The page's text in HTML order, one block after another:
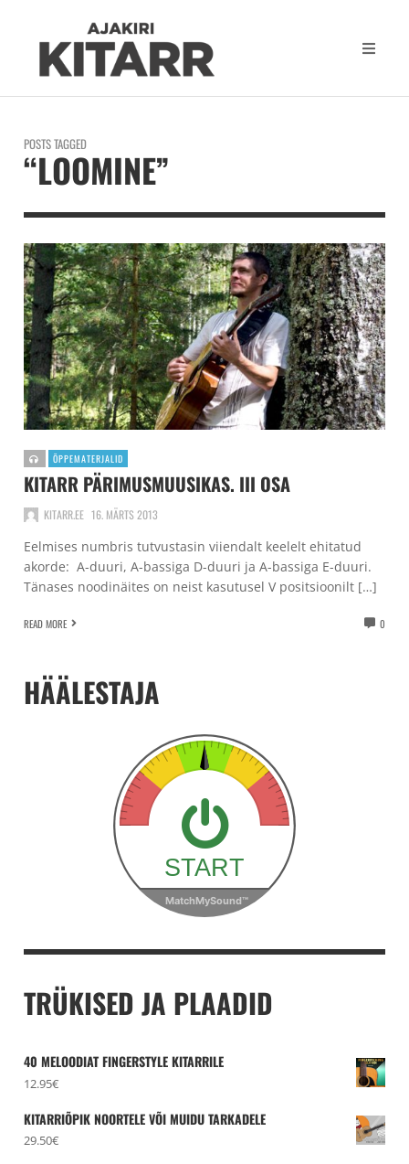
POSTS TAGGED
“LOOMINE”
ÕPPEMATERJALID
KITARR PÄRIMUSMUUSIKAS. III OSA
KITARR.EE 16. MÄRTS 2013
Eelmises numbris tutvustasin viiendalt keelelt ehitatud
akorde: A-duuri, A-bassiga D-duuri ja A-bassiga E-duuri.
Tänases noodinäites on neist kasutusel V positsioonilt […]
READ MORE 0
HÄÄLESTAJA
TRÜKISED JA PLAADID
40 MELOODIAT FINGERSTYLE KITARRILE
12.95€
KITARRIÕPIK NOORTELE VÕI MUIDU TARKADELE
29.50€